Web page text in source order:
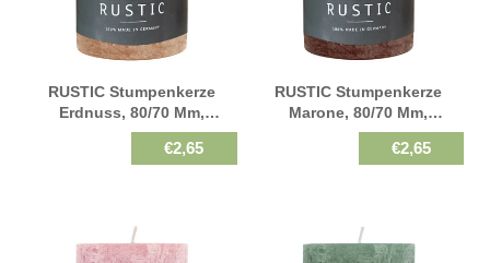
RUSTIC Stumpenkerze
Erdnuss, 80/70 Mm,
WENZEL, Brenndauer 34h,
Selbstverlöschend
€2,65
RUSTIC Stumpenkerze
Marone, 80/70 Mm,
WENZEL, Brenndauer 34h,
Selbstverlöschend
€2,65